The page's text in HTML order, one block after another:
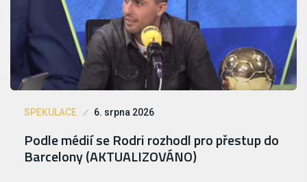
SPEKULACE 6. srpna 2026
Podle médií se Rodri rozhodl pro přestup do
Barcelony (AKTUALIZOVÁNO)